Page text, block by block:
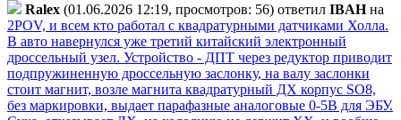
Ralex (01.06.2026 12:19, просмотров: 56) ответил IBAHна
2POV, и всем кто работал с квадратурными датчиками Холла.
В авто навернулся уже третий китайский электронный
дроссельный узел. Устройство - ДПТ через редуктор приводит
подпружиненную дроссельную заслонку, на валу заслонки
стоит магнит, возле магнита квадратурный ДХ корпус SO8,
без маркировки, выдает парафазные аналоговые 0-5В для ЭБУ.